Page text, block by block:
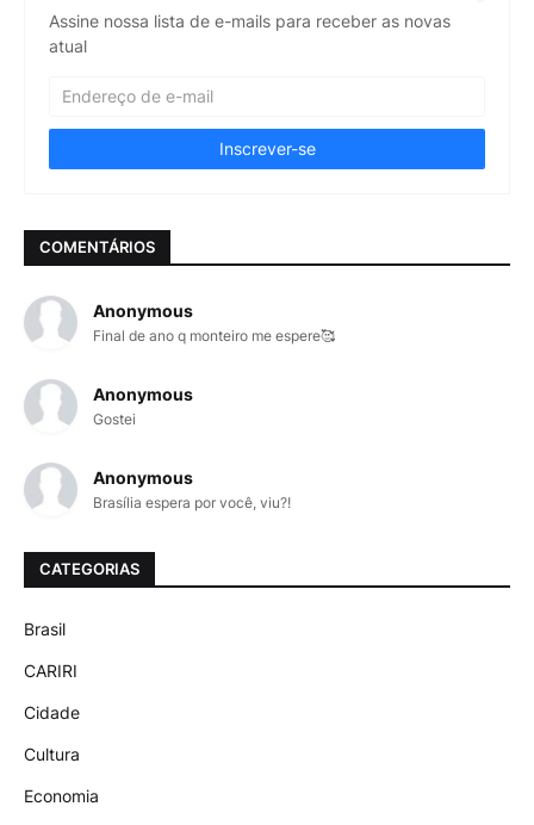
Assine nossa lista de e-mails para receber as novas
atual
COMENTÁRIOS
Anonymous
Final de ano q monteiro me espere🥰
Anonymous
Gostei
Anonymous
Brasília espera por você, viu?!
CATEGORIAS
Brasil
CARIRI
Cidade
Cultura
Economia